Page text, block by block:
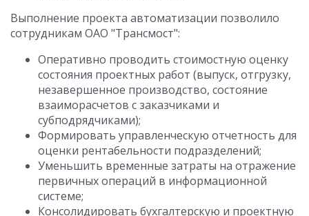
Выполнение проекта автоматизации позволило
сотрудникам ОАО "Трансмост":
Оперативно проводить стоимостную оценку
состояния проектных работ (выпуск, отгрузку,
незавершенное производство, состояние
взаиморасчетов с заказчиками и
субподрядчиками);
Формировать управленческую отчетность для
оценки рентабельности подразделений;
Уменьшить временные затраты на отражение
первичных операций в информационной
системе;
Консолидировать бухгалтерскую и проектную